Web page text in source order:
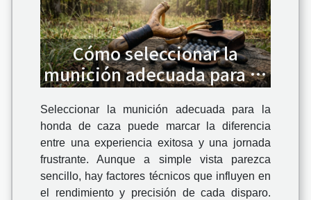
Cómo seleccionar la
munición adecuada para tu
honda de caza
Seleccionar la munición adecuada para la
honda de caza puede marcar la diferencia
entre una experiencia exitosa y una jornada
frustrante. Aunque a simple vista parezca
sencillo, hay factores técnicos que influyen en
el rendimiento y precisión de cada disparo.